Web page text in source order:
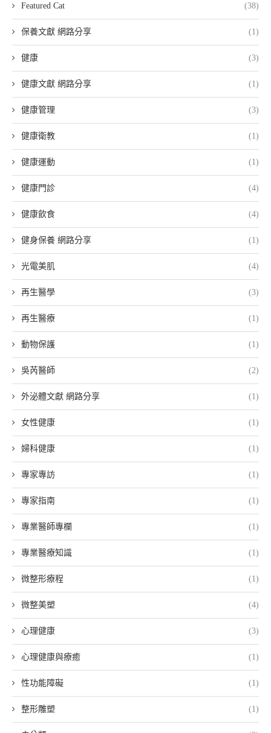
Featured Cat (38)
保養文獻 網路分享 (1)
健康 (3)
健康文獻 網路分享 (1)
健康管理 (3)
健康衛教 (1)
健康運動 (1)
健康門診 (4)
健康飲食 (4)
健身保養 網路分享 (1)
光電美肌 (4)
再生醫學 (3)
再生醫療 (1)
動物保護 (1)
吳芮醫師 (2)
外泌體文獻 網路分享 (1)
女性健康 (1)
婦科健康 (1)
專家專訪 (1)
專家指南 (1)
專業醫師專欄 (1)
專業醫療知識 (1)
微整形療程 (1)
微整美塑 (4)
心理健康 (3)
心理健康與療癒 (1)
性功能障礙 (1)
整形雕塑 (1)